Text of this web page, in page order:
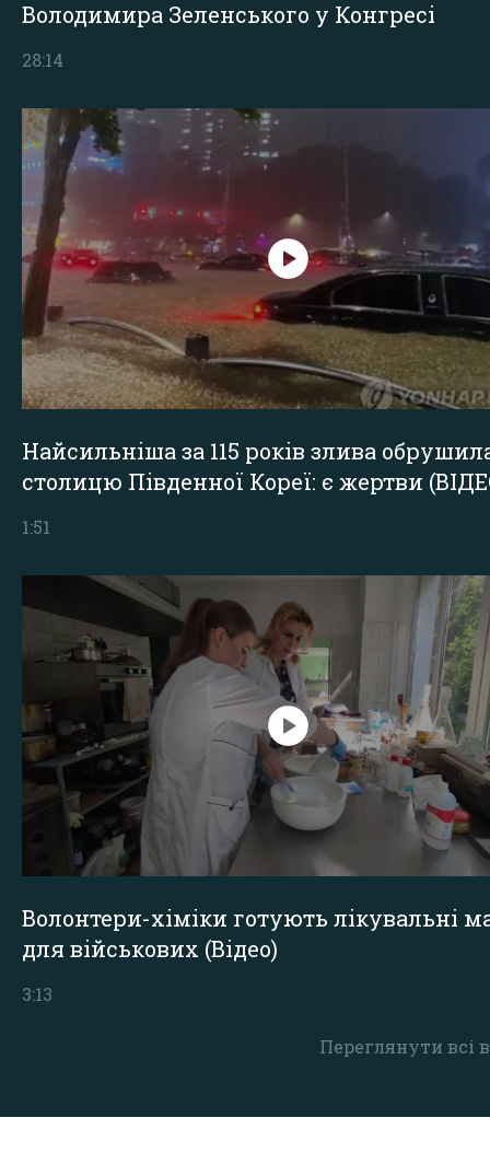
Переглянути всі
Володимира Зеленського у Конгресі
28:14
Найсильніша за 115 років злива
столицю Південної Кореї: є жертви
1:51
Волонтери-хіміки готують лікувальні
для військових (Відео)
3:13